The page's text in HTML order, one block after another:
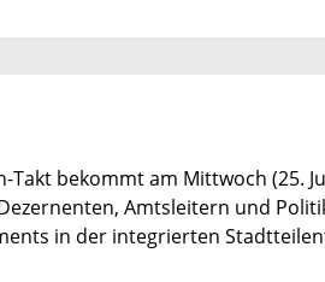
bekommt am Mittwoch (25.
Amtsleitern und
in der integrierten